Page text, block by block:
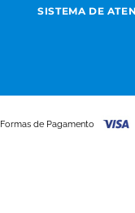
SISTEMA DE
Formas de Pagamento